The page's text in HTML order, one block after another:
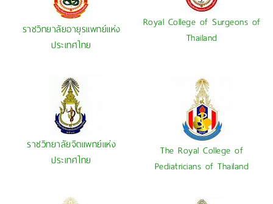
ราชวิทยาลัยอายุรแพทย์แห่ง
ประเทศไทย
Royal College of Surgeons of
Thailand
ราชวิทยาลัยจิตแพทย์แห่ง
ประเทศไทย
The Royal College of
Pediatricians of Thailand